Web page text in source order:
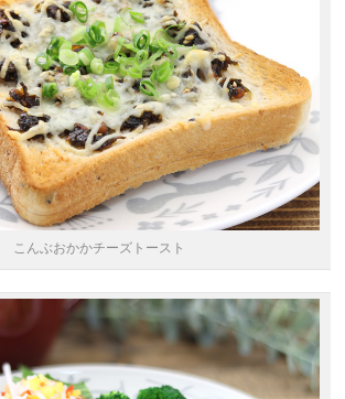
こんぶおかかチーズトースト